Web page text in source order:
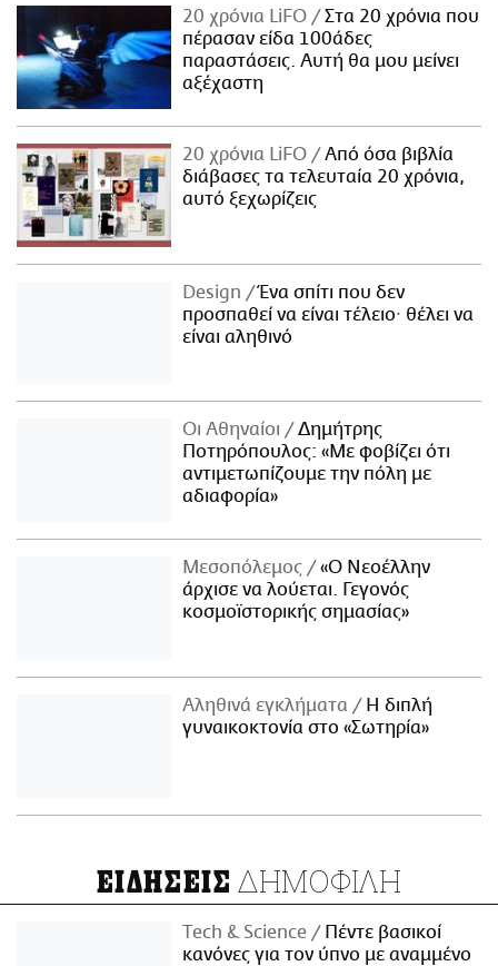
20 χρόνια LiFO
Στα 20 χρόνια που
πέρασαν είδα 100άδες
παραστάσεις. Αυτή θα μου μείνει
αξέχαστη
20 χρόνια LiFO
Από όσα βιβλία
διάβασες τα τελευταία 20 χρόνια,
αυτό ξεχωρίζεις
Design
Ένα σπίτι που δεν
προσπαθεί να είναι τέλειο· θέλει να
είναι αληθινό
Οι Αθηναίοι
Δημήτρης
Ποτηρόπουλος: «Με φοβίζει ότι
αντιμετωπίζουμε την πόλη με
αδιαφορία»
Μεσοπόλεμος
«Ο Νεοέλλην
άρχισε να λούεται. Γεγονός
κοσμοϊστορικής σημασίας»
Αληθινά εγκλήματα
Η διπλή
γυναικοκτονία στο «Σωτηρία»
ΕΙΔΗΣΕΙΣ ΔΗΜΟΦΙΛΗ
Τech & Science
Πέντε βασικοί
κανόνες για τον ύπνο με αναμμένο